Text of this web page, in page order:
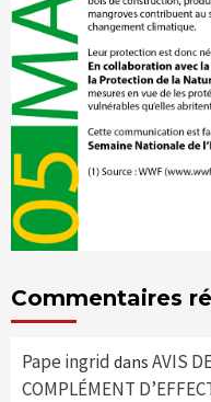
Commentaires
Pape ingrid dans AVIS
COMPLÉMENT